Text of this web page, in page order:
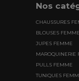
Nos
CHAUSSURES
BLOUSES FEMME
JUPES FEMME
MAROQUINERIE
PULLS FEMME
TUNIQUES